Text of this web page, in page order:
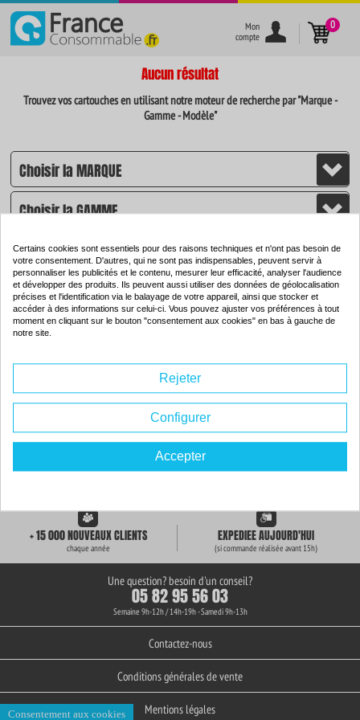
}
Mon
compte
0
Aucun résultat
Trouvez vos cartouches en utilisant notre moteur de recherche par "Marque -
Gamme - Modèle"
CHERCHER
LIVRAISON GRATUITE + de 3000 REFERENCES
+ 15 000 NOUVEAUX CLIENTS
chaque année
EXPEDIEE AUJOURD'HUI
(si commande réalisée avant 15h)
Une question? besoin d'un conseil?
05 82 95 56 03
Semaine 9h-12h / 14h-19h - Samedi 9h-13h
Contactez-nous
Conditions générales de vente
Mentions légales
Certains cookies sont essentiels pour des raisons techniques et n'ont pas besoin de
votre consentement. D'autres, qui ne sont pas indispensables, peuvent servir à
personnaliser les publicités et le contenu, mesurer leur efficacité, analyser l'audience
et développer des produits. Ils peuvent aussi utiliser des données de géolocalisation
précises et l'identification via le balayage de votre appareil, ainsi que stocker et
accéder à des informations sur celui-ci. Vous pouvez ajuster vos préférences à tout
moment en cliquant sur le bouton "consentement aux cookies" en bas à gauche de
notre site.
Rejeter
Configurer
Accepter
Consentement aux cookies